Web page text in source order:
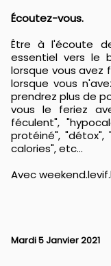
Écoutez-vous.
Être à l'écoute
essentiel vers le
lorsque vous avez
lorsque vous
prendrez plus de
vous le feriez
féculent",
protéiné",
calories", etc…
Avec
Mardi 5 Janvier 2021